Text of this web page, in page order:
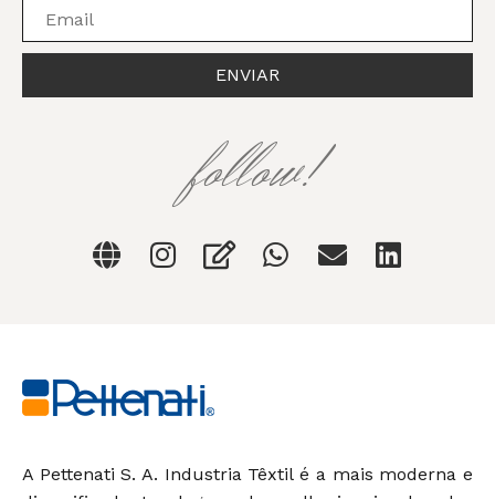
A Pettenati S. A. Industria Têxtil é a mais moderna e
ENVIAR
follow!